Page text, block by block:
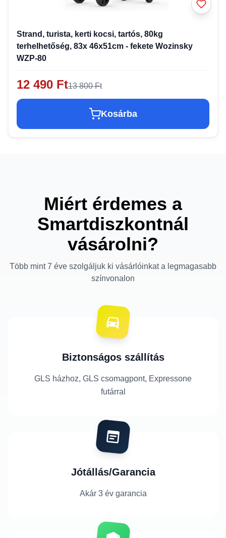
Strand, turista, kerti kocsi, tartós, 80kg
terhelhetőség, 83x 46x51cm - fekete Wozinsky
WZP-80
12 490 Ft13 800 Ft
Kosárba
Miért érdemes a
Smartdiszkontnál
vásárolni?
Több mint 7 éve szolgáljuk ki vásárlóinkat a legmagasabb
színvonalon
Biztonságos szállítás
GLS házhoz, GLS csomagpont, Expressone
futárral
Jótállás/Garancia
Akár 3 év garancia